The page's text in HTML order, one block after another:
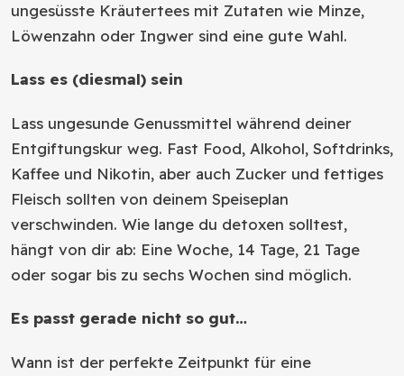
ungesüsste Kräutertees mit Zutaten wie Minze,
Löwenzahn oder Ingwer sind eine gute Wahl.
Lass es (diesmal) sein
Lass ungesunde Genussmittel während deiner
Entgiftungskur weg. Fast Food, Alkohol, Softdrinks,
Kaffee und Nikotin, aber auch Zucker und fettiges
Fleisch sollten von deinem Speiseplan
verschwinden. Wie lange du detoxen solltest,
hängt von dir ab: Eine Woche, 14 Tage, 21 Tage
oder sogar bis zu sechs Wochen sind möglich.
Es passt gerade nicht so gut…
Wann ist der perfekte Zeitpunkt für eine